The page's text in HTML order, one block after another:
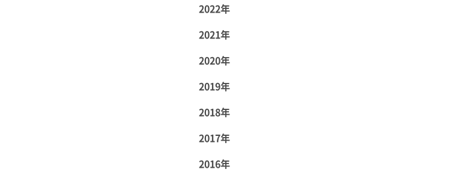
2022年
2021年
2020年
2019年
2018年
2017年
2016年